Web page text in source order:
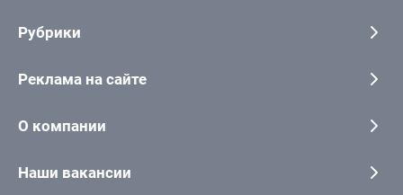
Рубрики
Реклама на сайте
О компании
Наши вакансии